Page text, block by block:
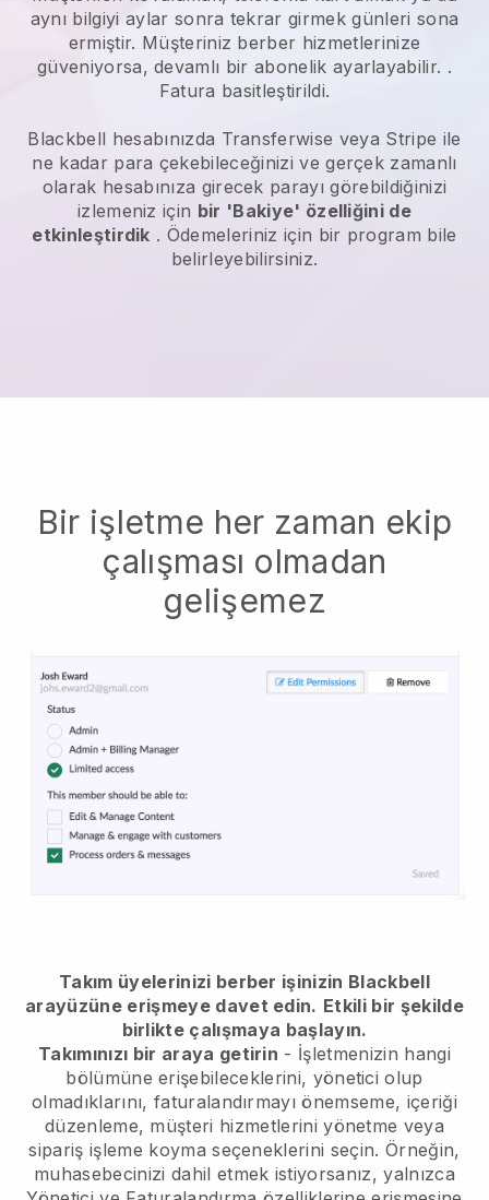
aynı bilgiyi aylar sonra tekrar girmek günleri sona
ermiştir. Müşteriniz berber hizmetlerinize
güveniyorsa, devamlı bir abonelik ayarlayabilir. .
Fatura basitleştirildi.
Blackbell hesabınızda Transferwise veya Stripe ile
ne kadar para çekebileceğinizi ve gerçek zamanlı
olarak hesabınıza girecek parayı görebildiğinizi
izlemeniz için bir 'Bakiye' özelliğini de
etkinleştirdik . Ödemeleriniz için bir program bile
belirleyebilirsiniz.
Bir işletme her zaman ekip
çalışması olmadan
gelişemez
Takım üyelerinizi berber işinizin Blackbell
arayüzüne erişmeye davet edin. Etkili bir şekilde
birlikte çalışmaya başlayın.
Takımınızı bir araya getirin - İşletmenizin hangi
bölümüne erişebileceklerini, yönetici olup
olmadıklarını, faturalandırmayı önemseme, içeriği
düzenleme, müşteri hizmetlerini yönetme veya
sipariş işleme koyma seçeneklerini seçin. Örneğin,
muhasebecinizi dahil etmek istiyorsanız, yalnızca